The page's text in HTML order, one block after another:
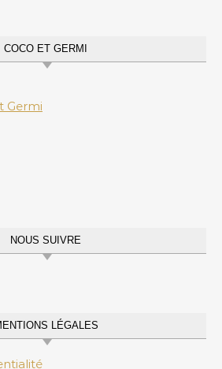
COCO ET GERMI
Germi
NOUS SUIVRE
LÉGALES